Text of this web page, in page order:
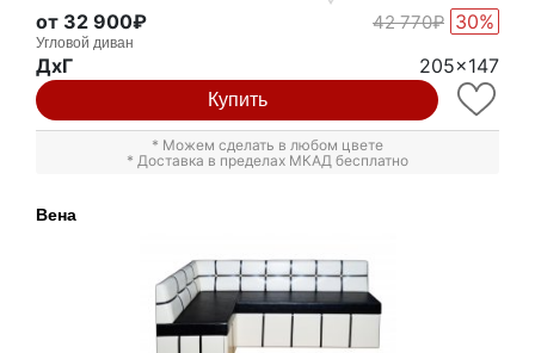
от 32 900₽ 42 770₽ 30%
Угловой диван
ДxГ 205x147
Купить
* Можем сделать в любом цвете
* Доставка в пределах МКАД бесплатно
Вена